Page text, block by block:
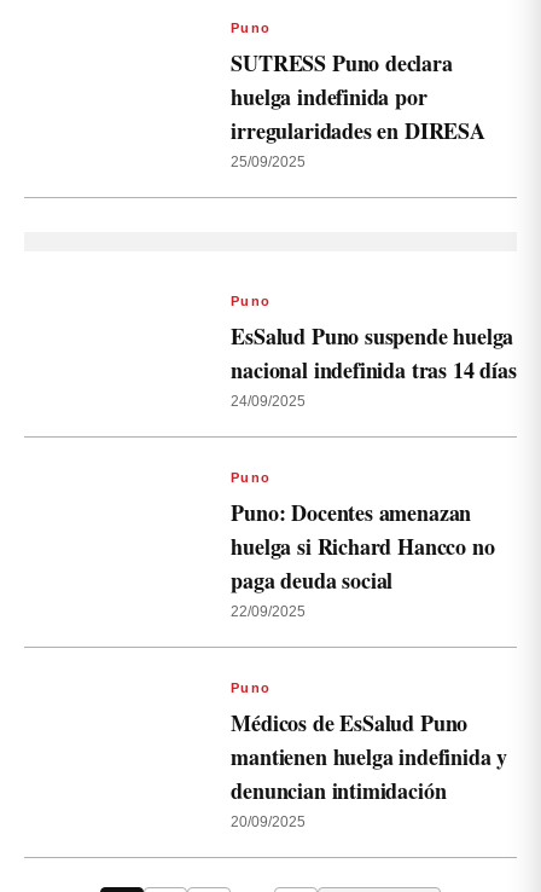
Puno
SUTRESS Puno declara
huelga indefinida por
irregularidades en DIRESA
25/09/2025
Puno
EsSalud Puno suspende huelga
nacional indefinida tras 14 días
24/09/2025
Puno
Puno: Docentes amenazan
huelga si Richard Hancco no
paga deuda social
22/09/2025
Puno
Médicos de EsSalud Puno
mantienen huelga indefinida y
denuncian intimidación
20/09/2025